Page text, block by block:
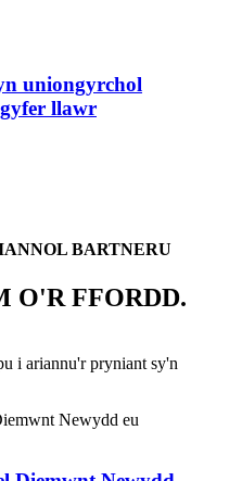
uniongyrchol
llawr
BARTNERU
O'R FFORDD.
i ariannu'r pryniant sy'n